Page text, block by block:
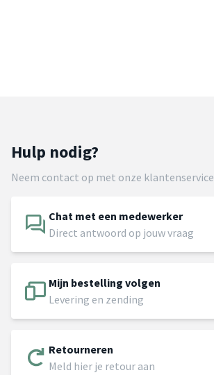
Hulp nodig?
Neem contact op met onze klantenservice
Chat met een medewerker
Direct antwoord op jouw vraag
Mijn bestelling volgen
Levering en zending
Retourneren
Meld hier je retour aan